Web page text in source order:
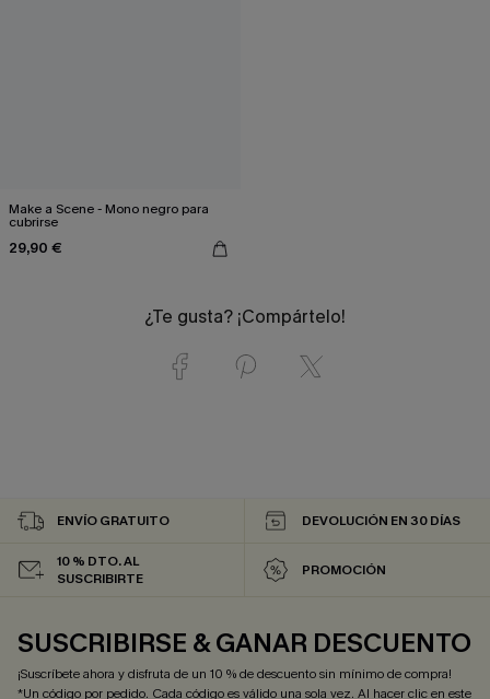
Make a Scene - Mono negro para
cubrirse
29,90 €
¿Te gusta? ¡Compártelo!
ENVÍO GRATUITO DEVOLUCIÓN EN 30 DÍAS
10 % DTO. AL
SUSCRIBIRTE
PROMOCIÓN
SUSCRIBIRSE & GANAR DESCUENTO
¡Suscríbete ahora y disfruta de un 10 % de descuento sin mínimo de compra!
*Un código por pedido. Cada código es válido una sola vez. Al hacer clic en este